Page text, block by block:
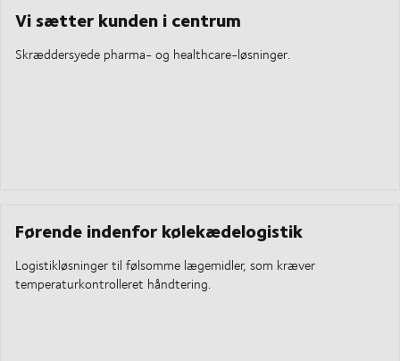
Vi sætter kunden i centrum
Skræddersyede pharma- og healthcare-løsninger.
Førende indenfor kølekædelogistik
Logistikløsninger til følsomme lægemidler, som kræver
temperaturkontrolleret håndtering.